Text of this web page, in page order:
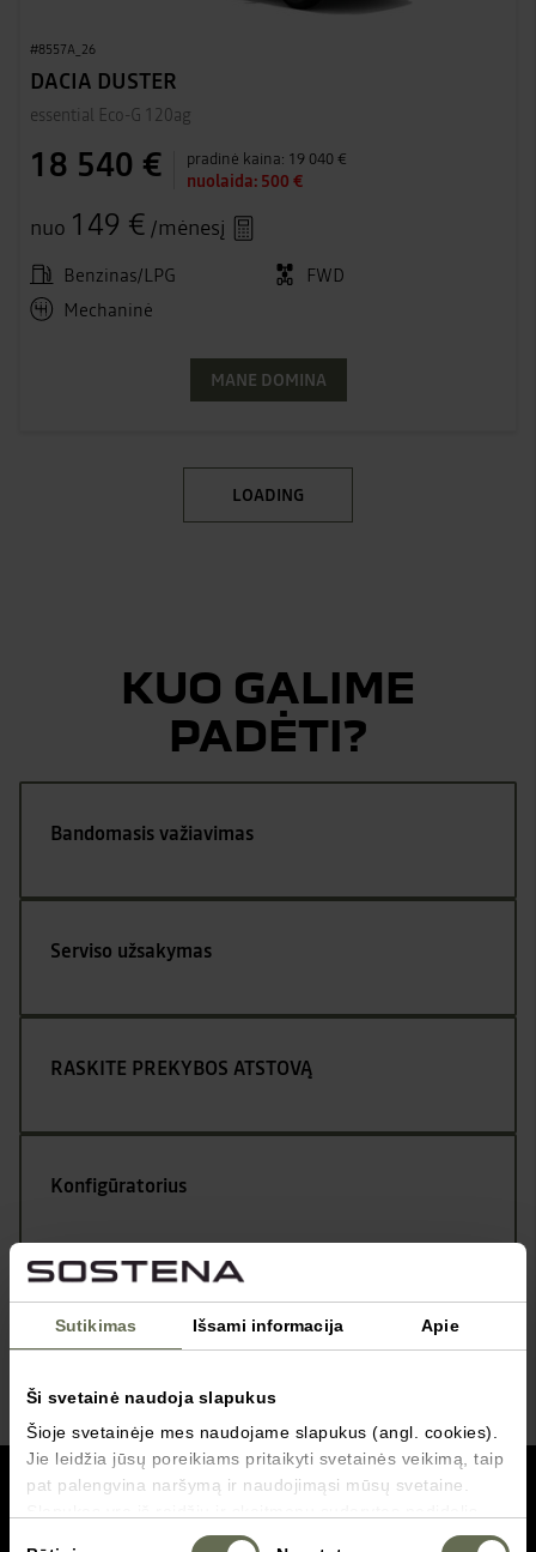
Sutikimas Išsami informacija Apie
Ši svetainė naudoja slapukus
Šioje svetainėje mes naudojame slapukus (angl. cookies).
Jie leidžia jūsų poreikiams pritaikyti svetainės veikimą, taip
pat palengvina naršymą ir naudojimąsi mūsų svetaine.
failas, vartotojui naršant tam tikrose svetainėse
#8557A_26
DACIA DUSTER
essential Eco-G 120ag
18 540 € pradinė kaina: 19 040 €
nuolaida: 500 €
nuo 149 € /mėnesį
Benzinas/LPG
FWD
Mechaninė
MANE DOMINA
LOADING
KUO GALIME
PADĖTI?
Bandomasis važiavimas
Serviso užsakymas
RASKITE PREKYBOS ATSTOVĄ
Konfigūratorius
Kontaktai
grįžti į viršų
Servisas